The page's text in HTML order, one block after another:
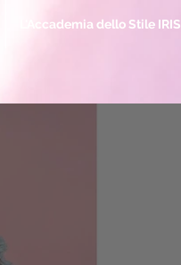
L'Accademia dello Stile IRIS